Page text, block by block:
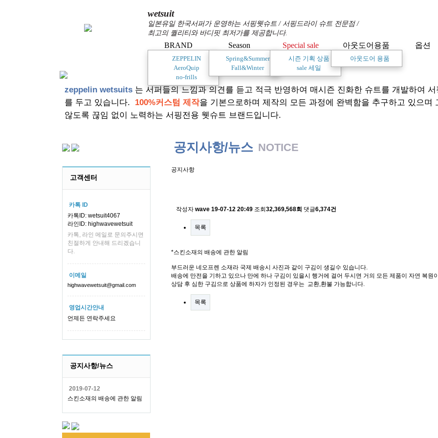
wetsuit
일본유일 한국서퍼가 운영하는 서핑웻슈트 / 서핑드라이 슈트 전문점 /
최고의 퀄리티와 바디핏 최저가를 제공합니다.
BRAND
ZEPPELIN
AeroQuip
no-frills
Season
Spring&Summer
Fall&Winter
Special sale
시즌 기획 상품
sale 세일
아웃도어용품
아웃도어 용품
옵션
zeppelin wetsuits 는 서퍼들의 느낌과 의견를 듣고 적극 반영하여 매시즌 진화한 슈트를 개발하여
를 두고 있습니다. 100%커스텀 제작을 기본으로하며 제작의 모든 과정에 완벽함을 추구하고 있으며
않도록 끊임 없이 노력하는 서핑전용 웻슈트 브랜드입니다.
고객센터
카톡 ID
카톡ID: wetsuit4067
라인ID: highwavewetsuit
카톡, 라인 메일로 문의주시면
친절하게 안내해 드리겠습니
다.
이메일
highwavewetsuit@gmail.com
영업시간안내
언제든 연락주세요
공지사항/뉴스
2019-07-12
스킨소재의 배송에 관한 알림
공지사항/뉴스 NOTICE
공지사항
작성자 wave 19-07-12 20:49 조회 32,369,568회 댓글6,374건
목록
*스킨소재의 배송에 관한 알림
부드러운 네오프렌 소재라 국제 배송시 사진과 같이 구김이 생길수 있습니다.
배송에 만전을 기하고 있으나 만에 하나 구김이 있을시 행거에 걸어 두시면 거의 모든 제품이 자연 복원
상담 후 심한 구김으로 상품에 하자가 인정된 경우는 교환,환불 가능합니다.
목록